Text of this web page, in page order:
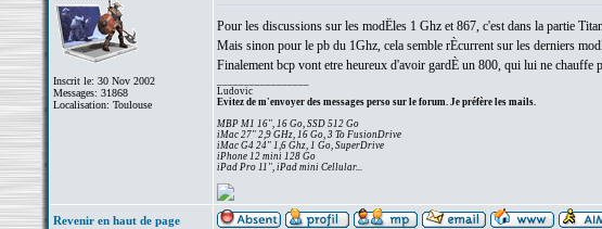
Inscrit le: 30 Nov 2002
Messages: 31868
Localisation: Toulouse
Pour les discussions sur les modËles 1 Ghz et 867, c'est dans la partie
Mais sinon pour le pb du 1Ghz, cela semble rÈcurrent sur les derniers
Finalement bcp vont etre heureux d'avoir gardÈ un 800, qui lui ne chauffe
Ludovic
Evitez de m'envoyer des messages perso sur le forum. Je préfère les mails.
MBP M1 16", 16 Go, SSD 512 Go
iMac 27" 2,9 GHz, 16 Go, 3 To FusionDrive
iMac G4 24" 1,6 Ghz, 1 Go, SuperDrive
iPhone 12 mini 128 Go
iPad Pro 11", iPad mini Cellular...
Revenir en haut de page